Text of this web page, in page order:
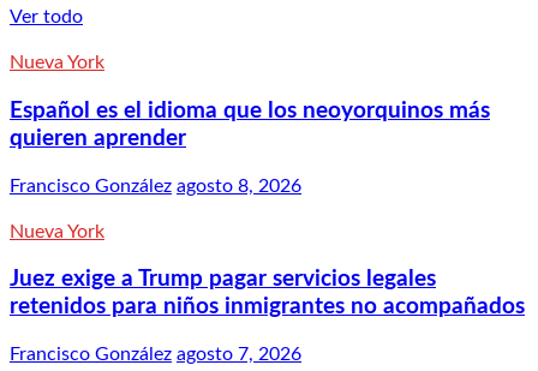
Ver todo
Nueva York
Español es el idioma que los neoyorquinos más
quieren aprender
Francisco González agosto 8, 2026
Nueva York
Juez exige a Trump pagar servicios legales
retenidos para niños inmigrantes no acompañados
Francisco González agosto 7, 2026